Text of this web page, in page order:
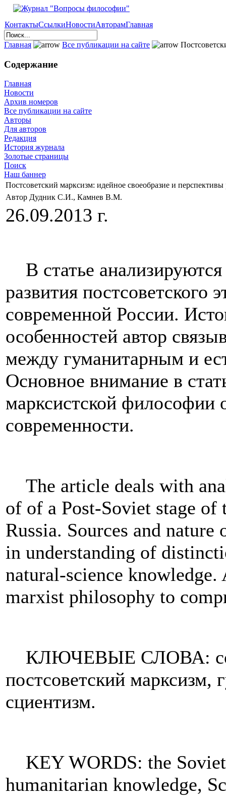
КонтактыСсылкиНовостиАвторамГлавная
Главная Все публикации на сайте
Содержание
Главная
Новости
Архив номеров
Все публикации на сайте
Авторы
Для авторов
Редакция
История журнала
Золотые страницы
Поиск
Наш баннер
Постсоветский марксизм: идейное своеобразие и перспективы
Автор Дудник С.И., Камнев В.М.
26.09.2013 г.
В статье
развития постсоветского
современной России.
особенностей автор
между гуманитарным и
Основное внимание в
марксистской философии
современности.
The article deals with
of of a Post-Soviet stage
Russia. Sources and
in understanding of
natural-science
marxist philosophy to
КЛЮЧЕВЫЕ СЛОВА:
постсоветский марксизм,
сциентизм.
KEY WORDS: the
humanitarian knowledge,